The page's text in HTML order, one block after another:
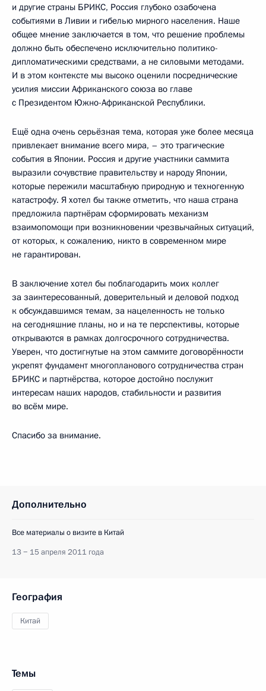
и другие страны БРИКС, Россия глубоко озабочена
событиями в Ливии и гибелью мирного населения. Наше
общее мнение заключается в том, что решение проблемы
должно быть обеспечено исключительно политико-
дипломатическими средствами, а не силовыми методами.
И в этом контексте мы высоко оценили посреднические
усилия миссии Африканского союза во главе
с Президентом Южно-Африканской Республики.
Ещё одна очень серьёзная тема, которая уже более месяца
привлекает внимание всего мира, – это трагические
события в Японии. Россия и другие участники саммита
выразили сочувствие правительству и народу Японии,
которые пережили масштабную природную и техногенную
катастрофу. Я хотел бы также отметить, что наша страна
предложила партнёрам сформировать механизм
взаимопомощи при возникновении чрезвычайных ситуаций,
от которых, к сожалению, никто в современном мире
не гарантирован.
В заключение хотел бы поблагодарить моих коллег
за заинтересованный, доверительный и деловой подход
к обсуждавшимся темам, за нацеленность не только
на сегодняшние планы, но и на те перспективы, которые
открываются в рамках долгосрочного сотрудничества.
Уверен, что достигнутые на этом саммите договорённости
укрепят фундамент многопланового сотрудничества стран
БРИКС и партнёрства, которое достойно послужит
интересам наших народов, стабильности и развития
во всём мире.
Спасибо за внимание.
Дополнительно
Все материалы о визите в Китай
13 − 15 апреля 2011 года
География
Китай
Темы